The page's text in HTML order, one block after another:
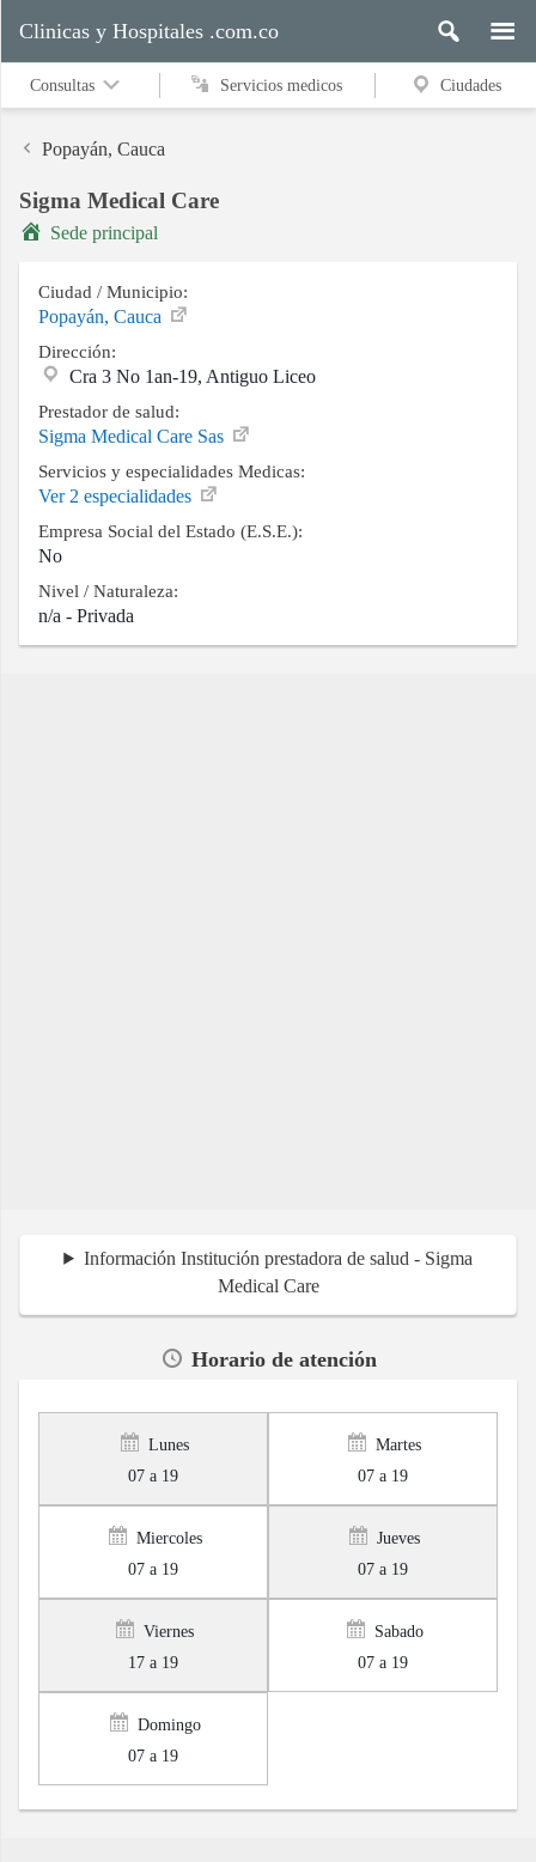
Servicios
medicos
Buscar
Contacto
Clinicas y Hospitales .com.co
Consultas Servicios medicos Ciudades
Popayán, Cauca
Sigma Medical Care
Sede principal
Ciudad / Municipio:
Popayán, Cauca
Dirección:
Cra 3 No 1an-19, Antiguo Liceo
Prestador de salud:
Sigma Medical Care Sas
Servicios y especialidades Medicas:
Ver 2 especialidades
Empresa Social del Estado (E.S.E.):
No
Nivel / Naturaleza:
n/a - Privada
Información Institución prestadora de salud - Sigma
Medical Care
Horario de atención
Lunes
07 a 19
Martes
07 a 19
Miercoles
07 a 19
Jueves
07 a 19
Viernes
17 a 19
Sabado
07 a 19
Domingo
07 a 19